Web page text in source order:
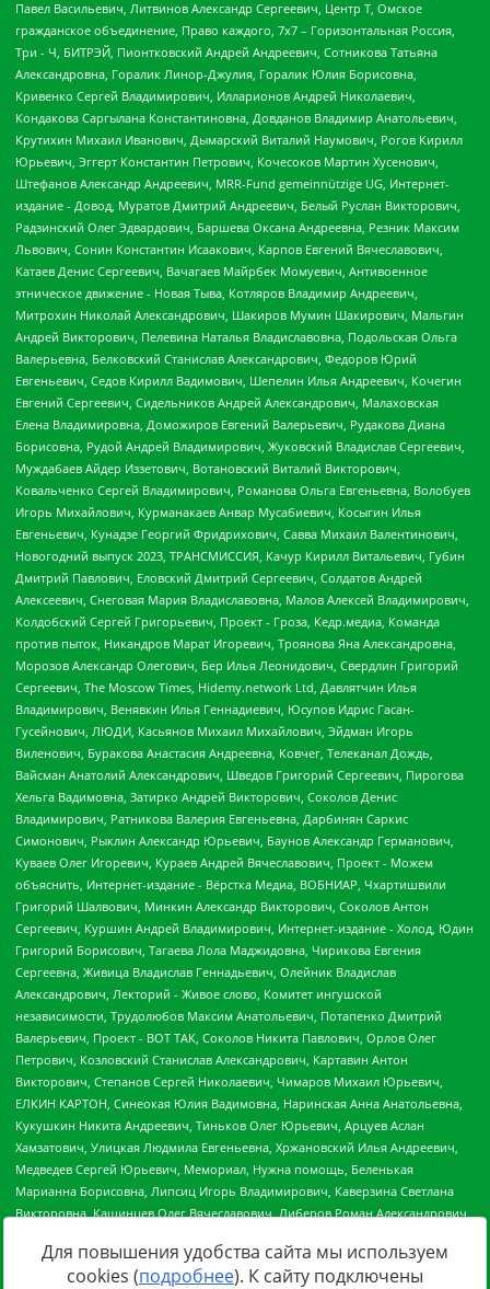
Для повышения удобства сайта мы используем
cookies (подробнее). К сайту подключены